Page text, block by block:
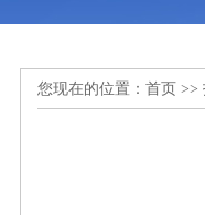
您现在的位置： 首页 >>